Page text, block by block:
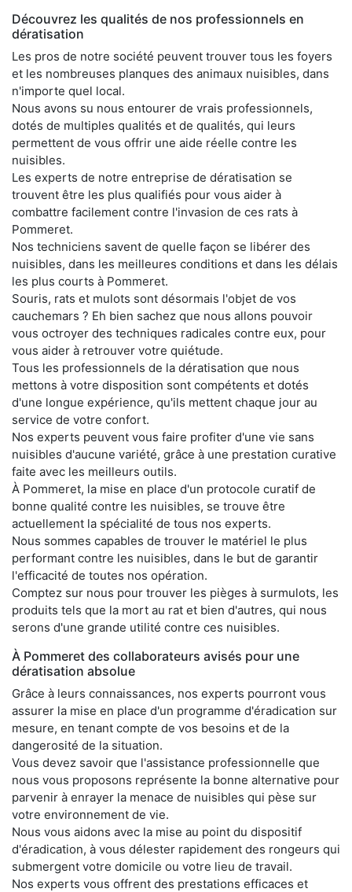
Découvrez les qualités de nos professionnels en
dératisation
Les pros de notre société peuvent trouver tous les foyers
et les nombreuses planques des animaux nuisibles, dans
n'importe quel local.
Nous avons su nous entourer de vrais professionnels,
dotés de multiples qualités et de qualités, qui leurs
permettent de vous offrir une aide réelle contre les
nuisibles.
Les experts de notre entreprise de dératisation se
trouvent être les plus qualifiés pour vous aider à
combattre facilement contre l'invasion de ces rats à
Pommeret.
Nos techniciens savent de quelle façon se libérer des
nuisibles, dans les meilleures conditions et dans les délais
les plus courts à Pommeret.
Souris, rats et mulots sont désormais l'objet de vos
cauchemars ? Eh bien sachez que nous allons pouvoir
vous octroyer des techniques radicales contre eux, pour
vous aider à retrouver votre quiétude.
Tous les professionnels de la dératisation que nous
mettons à votre disposition sont compétents et dotés
d'une longue expérience, qu'ils mettent chaque jour au
service de votre confort.
Nos experts peuvent vous faire profiter d'une vie sans
nuisibles d'aucune variété, grâce à une prestation curative
faite avec les meilleurs outils.
À Pommeret, la mise en place d'un protocole curatif de
bonne qualité contre les nuisibles, se trouve être
actuellement la spécialité de tous nos experts.
Nous sommes capables de trouver le matériel le plus
performant contre les nuisibles, dans le but de garantir
l'efficacité de toutes nos opération.
Comptez sur nous pour trouver les pièges à surmulots, les
produits tels que la mort au rat et bien d'autres, qui nous
serons d'une grande utilité contre ces nuisibles.
À Pommeret des collaborateurs avisés pour une
dératisation absolue
Grâce à leurs connaissances, nos experts pourront vous
assurer la mise en place d'un programme d'éradication sur
mesure, en tenant compte de vos besoins et de la
dangerosité de la situation.
Vous devez savoir que l'assistance professionnelle que
nous vous proposons représente la bonne alternative pour
parvenir à enrayer la menace de nuisibles qui pèse sur
votre environnement de vie.
Nous vous aidons avec la mise au point du dispositif
d'éradication, à vous délester rapidement des rongeurs qui
submergent votre domicile ou votre lieu de travail.
Nos experts vous offrent des prestations efficaces et